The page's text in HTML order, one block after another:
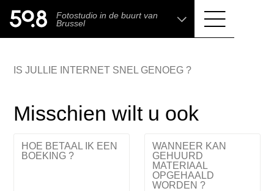
Fotostudio in de buurt van
Brussel
.shop
Liva • High-End Photo, Sports Optics, Home
Cinema & Audio
IS JULLIE INTERNET SNEL GENOEG ?
Misschien wilt u ook
HOE BETAAL IK EEN
BOEKING ?
WANNEER KAN
GEHUURD
MATERIAAL
OPGEHAALD
WORDEN ?